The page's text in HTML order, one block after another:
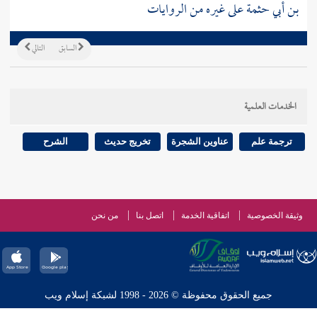
بن أبي حثمةعلى غيره من الروايات
التالي السابق
الخدمات العلمية
ترجمة علم عناوين الشجرة تخريج حديث الشرح
وثيقة الخصوصية اتفاقية الخدمة اتصل بنا من نحن
جميع الحقوق محفوظة © 2026 - 1998 لشبكة إسلام ويب